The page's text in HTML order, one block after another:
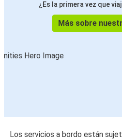
¿Es la primera vez que
Más sobre
Los servicios a bordo están